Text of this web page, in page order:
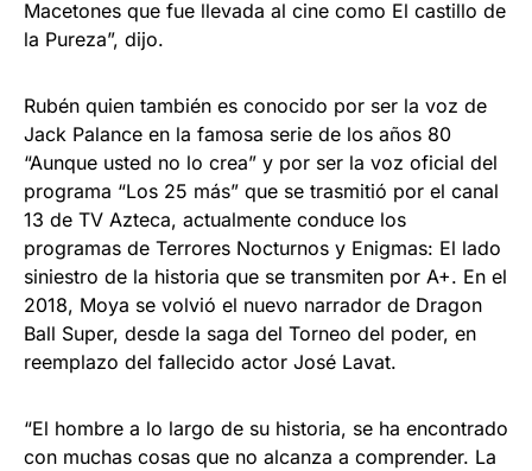
Macetones que fue llevada al cine como El castillo de
la Pureza”, dijo.
Rubén quien también es conocido por ser la voz de
Jack Palance en la famosa serie de los años 80
“Aunque usted no lo crea” y por ser la voz oficial del
programa “Los 25 más” que se trasmitió por el canal
13 de TV Azteca, actualmente conduce los
programas de Terrores Nocturnos y Enigmas: El lado
siniestro de la historia que se transmiten por A+. En el
2018, Moya se volvió el nuevo narrador de Dragon
Ball Super, desde la saga del Torneo del poder, en
reemplazo del fallecido actor José Lavat.
“El hombre a lo largo de su historia, se ha encontrado
con muchas cosas que no alcanza a comprender. La